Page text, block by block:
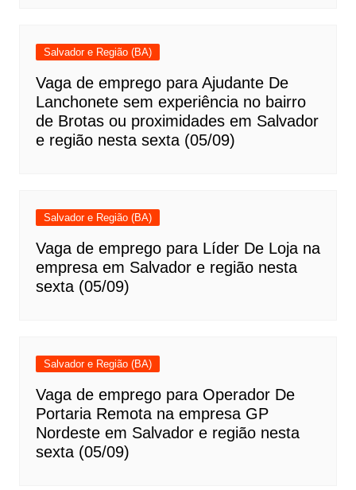
Salvador e Região (BA)
Vaga de emprego para Ajudante De
Lanchonete sem experiência no bairro
de Brotas ou proximidades em Salvador
e região nesta sexta (05/09)
Salvador e Região (BA)
Vaga de emprego para Líder De Loja na
empresa em Salvador e região nesta
sexta (05/09)
Salvador e Região (BA)
Vaga de emprego para Operador De
Portaria Remota na empresa GP
Nordeste em Salvador e região nesta
sexta (05/09)